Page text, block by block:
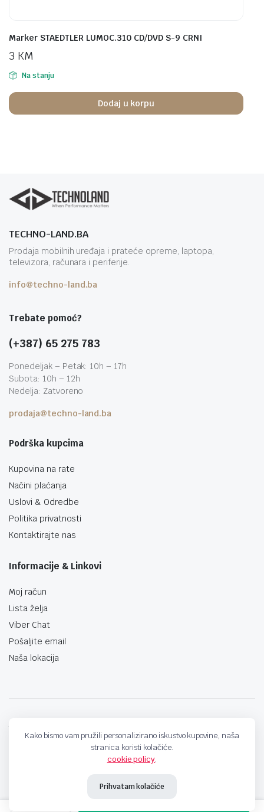
Marker STAEDTLER LUMOC.310 CD/DVD S-9 CRNI
3 KM
Na stanju
Dodaj u korpu
TECHNO-LAND.BA
Prodaja mobilnih uređaja i prateće opreme, laptopa,
televizora, računara i periferije.
info@techno-land.ba
Trebate pomoć?
(+387) 65 275 783
Ponedeljak – Petak: 10h – 17h
Subota: 10h – 12h
Nedelja: Zatvoreno
prodaja@techno-land.ba
Podrška kupcima
Kupovina na rate
Načini plaćanja
Uslovi & Odredbe
Politika privatnosti
Kontaktirajte nas
Informacije & Linkovi
Moj račun
Lista želja
Viber Chat
Pošaljite email
Naša lokacija
Kako bismo vam pružili personalizirano iskustvo kupovine, naša
stranica koristi kolačiće.
cookie policy.
Prihvatam kolačiće